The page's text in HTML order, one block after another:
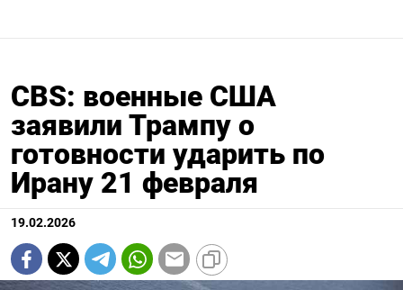
CBS: военные США
заявили Трампу о
готовности ударить по
Ирану 21 февраля
19.02.2026